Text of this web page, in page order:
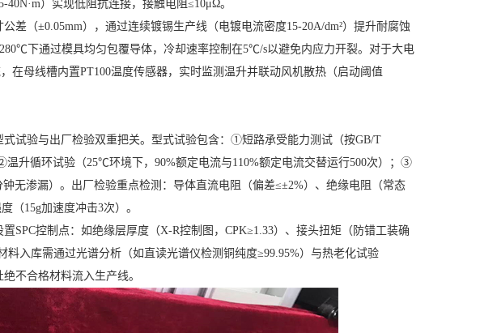
）实现低阻抗连接，接触电阻≤10μΩ。
差（±0.05mm），通过连续镀锡生产线（电镀电流密度15-20A/dm²）提升耐腐蚀
下通过模具均匀包覆导体，冷却速率控制在5℃/s以避免内应力开裂。对于大电
在母线槽内置PT100温度传感器，实时监测温升并联动风机散热（启动阈值
式试验与出厂检验双重把关。型式试验包含：①短路承受能力测试（按GB/T
温升循环试验（25℃环境下，90%额定电流与110%额定电流交替运行500次）；③
钟无渗漏）。出厂检验重点检测：导体直流电阻（偏差≤±2%）、绝缘电阻（常态
（15g加速度冲击3次）。
SPC控制点：如绝缘层厚度（X-R控制图，CPK≥1.33）、接头扭矩（防错工装确
料入库需通过光谱分析（如直读光谱仪检测铜纯度≥99.95%）与热老化试验
不合格材料流入生产线。